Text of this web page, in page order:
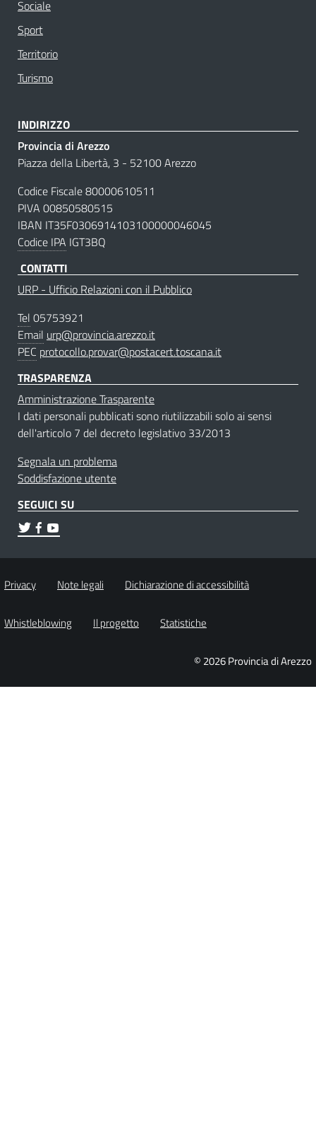
Sociale
Sport
Territorio
Turismo
INDIRIZZO
Provincia di Arezzo
Piazza della Libertà, 3 - 52100 Arezzo
Codice Fiscale 80000610511
PIVA 00850580515
IBAN IT35F0306914103100000046045
Codice IPA IGT3BQ
CONTATTI
URP - Ufficio Relazioni con il Pubblico
Tel 05753921
Email urp@provincia.arezzo.it
PEC protocollo.provar@postacert.toscana.it
TRASPARENZA
Amministrazione Trasparente
I dati personali pubblicati sono riutilizzabili solo ai sensi
dell'articolo 7 del decreto legislativo 33/2013
Segnala un problema
Soddisfazione utente
SEGUICI SU
Privacy Note legali Dichiarazione di accessibilità
Whistleblowing Il progetto Statistiche
© 2026 Provincia di Arezzo